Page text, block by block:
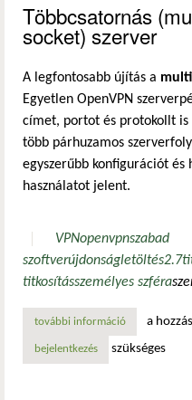
Többcsatornás
socket) szerver
A legfontosabb újítás a
Egyetlen OpenVPN
címet, portot és protokollt is
több párhuzamos
egyszerűbb konfigurációt és
használatot jelent.
VPNopenvpnszabad
szoftverújdonságletöltés2.7
titkosításszemélyes szféra
további információmegjelent az
a
bejelentkezés szükséges